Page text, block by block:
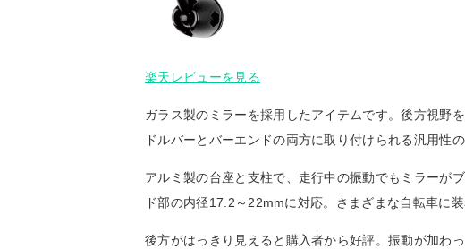
楽天レビューを見る
ガラス製のミラーを採用したアイテムです。後方視野
ドルバーとバーエンドの両方に取り付けられる汎用性
アルミ製の台座と支柱で、走行中の振動でもミラーが
ド部の内径17.2～22mmに対応。さまざまな自転車に装
後方がはっきり見えると購入者から好評。振動が加わ